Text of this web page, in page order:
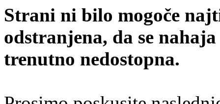
Strani ni bilo mogoče
odstranjena, da se
trenutno nedostopna.